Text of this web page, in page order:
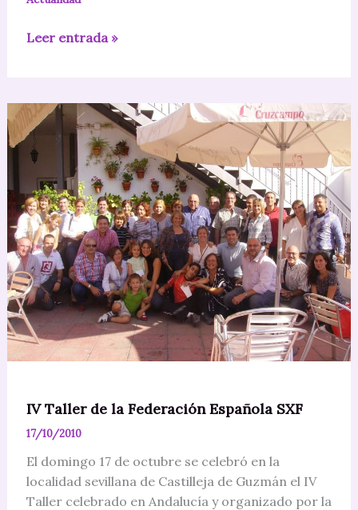
Lotería
Leer entrada »
IV Taller de la Federación Española SXF
17/10/2010
El domingo 17 de octubre se celebró en la
localidad sevillana de Castilleja de Guzmán el IV
Taller celebrado en Andalucía y organizado por la